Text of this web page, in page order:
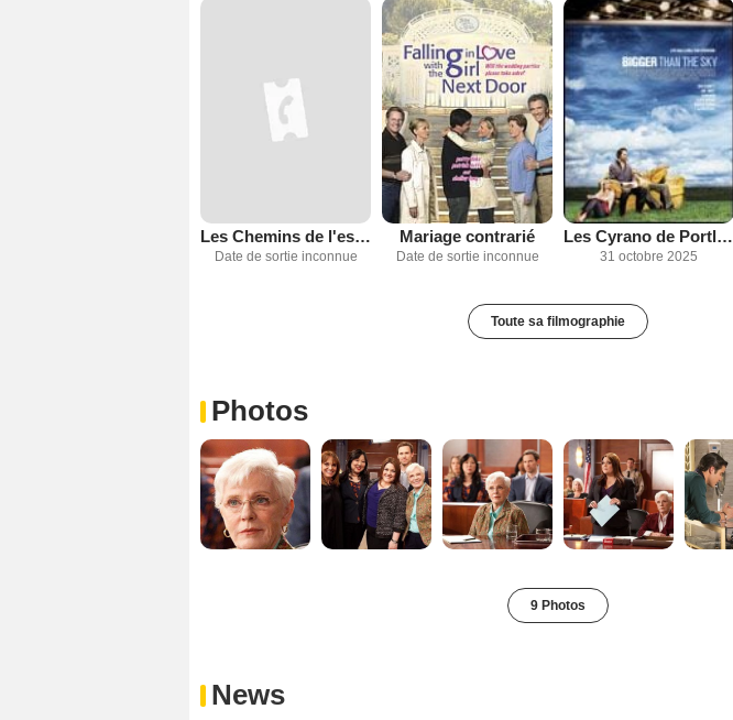
Les Chemins de l'espérance
Date de sortie inconnue
Mariage contrarié
Date de sortie inconnue
Les Cyrano de Portland
31 octobre 2025
Toute sa filmographie
Photos
9 Photos
News